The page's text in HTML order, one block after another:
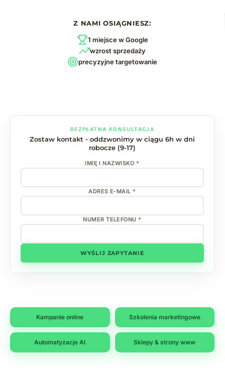
Z NAMI OSIĄGNIESZ:
1 miejsce w Google
wzrost sprzedaży
precyzyjne targetowanie
BEZPŁATNA KONSULTACJA
Zostaw kontakt - oddzwonimy w ciągu 6h w dni
robocze (9-17)
IMIĘ I NAZWISKO *
ADRES E-MAIL *
NUMER TELEFONU *
WYŚLIJ ZAPYTANIE
Kampanie online Szkolenia marketingowe
Automatyzacje AI Sklepy & strony www